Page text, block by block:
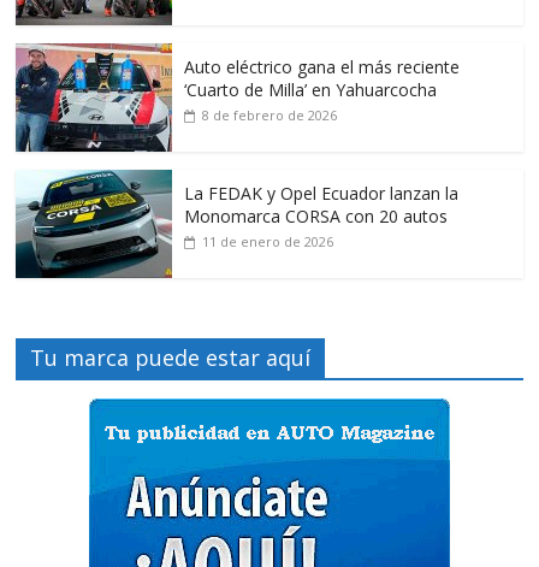
Auto eléctrico gana el más reciente
‘Cuarto de Milla’ en Yahuarcocha
8 de febrero de 2026
La FEDAK y Opel Ecuador lanzan la
Monomarca CORSA con 20 autos
11 de enero de 2026
Tu marca puede estar aquí